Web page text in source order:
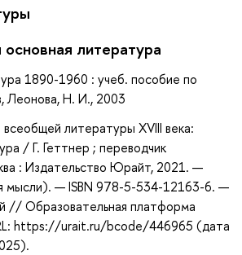
литература
1890-1960 : учеб. пособие по
Леонова, Н. И., 2003
литературы XVIII века:
/ Г. Геттнер ; переводчик
: Издательство Юрайт, 2021. —
мысли). — ISBN 978-5-534-12163-6. —
// Образовательная платформа
https://urait.ru/bcode/446965 (дата